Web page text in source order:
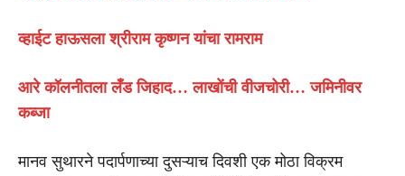
व्हाईट हाऊसला श्रीराम कृष्णन यांचा रामराम
आरे कॉलनीतला लँड जिहाद… लाखोंची वीजचोरी… जमिनीवर
कब्जा
मानव सुथारने पदार्पणाच्या दुसऱ्याच दिवशी एक मोठा विक्रम